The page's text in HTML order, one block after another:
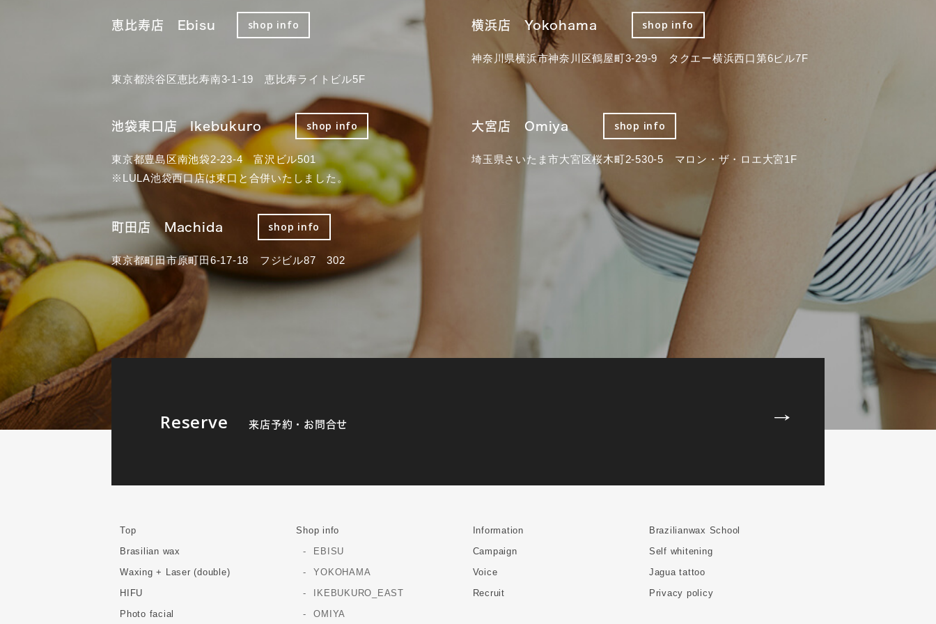
恵比寿店 Ebisu shop info
東京都渋谷区恵比寿南3-1-19 恵比寿ライトビル5F
横浜店 Yokohama shop info
神奈川県横浜市神奈川区鶴屋町3-29-9 タクエー横浜西口第6ビル7F
池袋東口店 Ikebukuro shop info
東京都豊島区南池袋2-23-4 富沢ビル501
※LULA池袋西口店は東口と合併いたしました。
大宮店 Omiya shop info
埼玉県さいたま市大宮区桜木町2-530-5 マロン・ザ・ロエ大宮1F
町田店 Machida shop info
東京都町田市原町田6-17-18 フジビル87 302
Reserve 来店予約・お問合せ
Top
Brasilian wax
Waxing + Laser (double)
HIFU
Photo facial
Shop info
EBISU
YOKOHAMA
IKEBUKURO_EAST
OMIYA
Information
Campaign
Voice
Recruit
Brazilianwax School
Self whitening
Jagua tattoo
Privacy policy